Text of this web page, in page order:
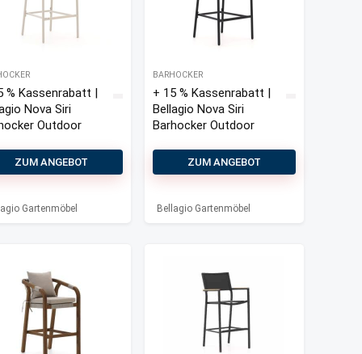
% Kassenrabatt |
Nova Siri
Outdoor
ZUM ANGEBOT
Gartenmöbel
BARHOCKER
+ 15 % Kassenrabatt |
Bellagio Nova Siri
Barhocker Outdoor
ZUM ANGEBOT
Bellagio Gartenmöbel